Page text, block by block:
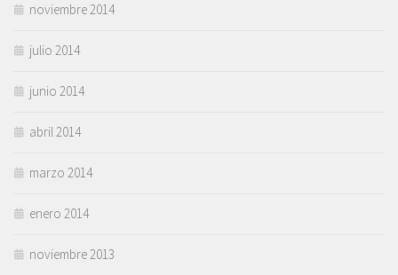
noviembre 2014
julio 2014
junio 2014
abril 2014
marzo 2014
enero 2014
noviembre 2013